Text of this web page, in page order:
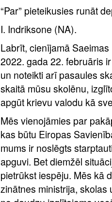
“Par” pieteikusies runāt
I. Indriksone (NA).
Labrīt, cienījamā
2022. gada 22. februāris
un noteikti arī pasaules
skaitā mūsu skolēnu,
apgūt krievu valodu kā
Mēs vienojāmies par
kas būtu Eiropas
mums ir noslēgts
apguvi. Bet diemžēl
pietrūkst iespēju. Mēs kā
zinātnes ministrija,